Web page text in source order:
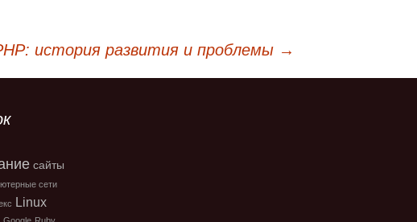
история развития и проблемы →
сайты
сети
Linux